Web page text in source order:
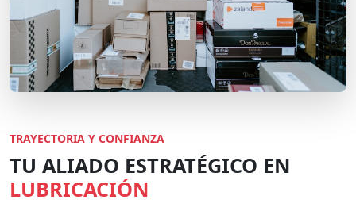
TRAYECTORIA Y CONFIANZA
TU ALIADO ESTRATÉGICO EN
LUBRICACIÓN